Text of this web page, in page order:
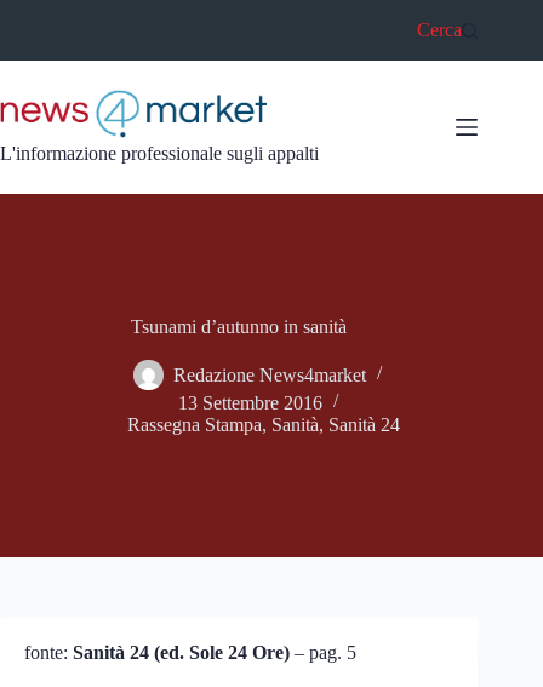
Cerca
L'informazione professionale sugli appalti
Tsunami d’autunno in sanità
Redazione News4market
13 Settembre 2016
Rassegna Stampa, Sanità, Sanità 24
fonte: Sanità 24 (ed. Sole 24 Ore) – pag. 5